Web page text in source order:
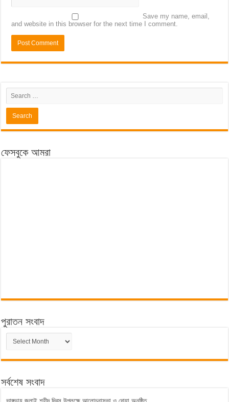
Save my name, email,
and website in this browser for the next time I comment.
ফেসবুকে আমরা
পুরাতন সংবাদ
পুরাতন
সংবাদ
সর্বশেষ সংবাদ